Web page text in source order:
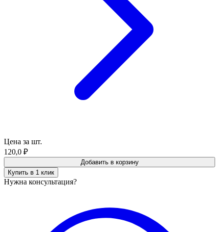
Цена за шт.
120,0 ₽
Добавить в корзину
Купить в 1 клик
Нужна консультация?